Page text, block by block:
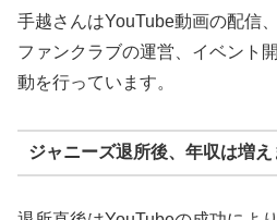
手越さんはYouTube動画の配信
ファンクラブの運営、イベント
動を行っています。
ジャニーズ退所後、年収は増え